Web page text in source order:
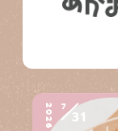
2026 7
31